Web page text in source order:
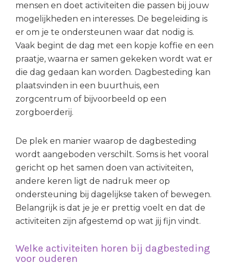
mensen en doet activiteiten die passen bij jouw
mogelijkheden en interesses. De begeleiding is
er om je te ondersteunen waar dat nodig is.
Vaak begint de dag met een kopje koffie en een
praatje, waarna er samen gekeken wordt wat er
die dag gedaan kan worden. Dagbesteding kan
plaatsvinden in een buurthuis, een
zorgcentrum of bijvoorbeeld op een
zorgboerderij.
De plek en manier waarop de dagbesteding
wordt aangeboden verschilt. Soms is het vooral
gericht op het samen doen van activiteiten,
andere keren ligt de nadruk meer op
ondersteuning bij dagelijkse taken of bewegen.
Belangrijk is dat je je er prettig voelt en dat de
activiteiten zijn afgestemd op wat jij fijn vindt.
Welke activiteiten horen bij dagbesteding
voor ouderen